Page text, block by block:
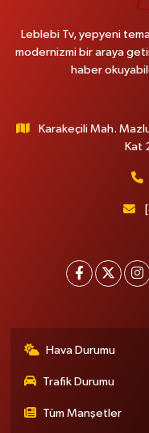
Leblebi Tv, yepyeni
modernizmi bir araya
haber
Karakeçili Mah.
Kat
Hava Durumu
Trafik Durumu
Tüm Manşetler